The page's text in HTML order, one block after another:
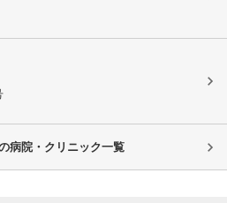
病院・クリニック一覧